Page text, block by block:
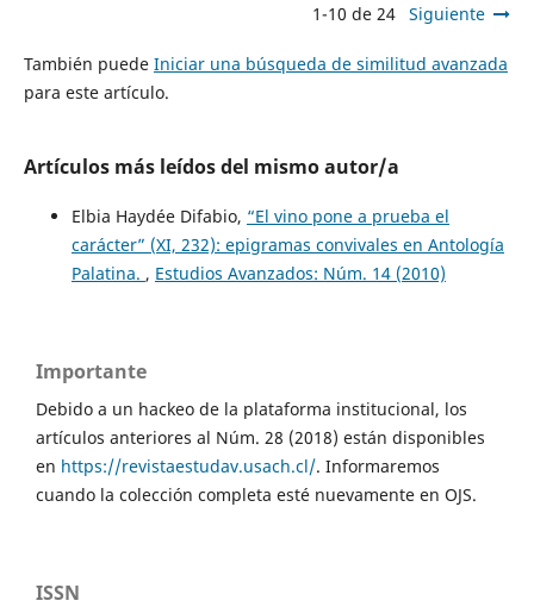
1-10 de 24 Siguiente
También puede Iniciar una búsqueda de similitud avanzada
para este artículo.
Artículos más leídos del mismo autor/a
Elbia Haydée Difabio, “El vino pone a prueba el
carácter” (XI, 232): epigramas convivales en Antología
Palatina. , Estudios Avanzados: Núm. 14 (2010)
Importante
Debido a un hackeo de la plataforma institucional, los
artículos anteriores al Núm. 28 (2018) están disponibles
en https://revistaestudav.usach.cl/. Informaremos
cuando la colección completa esté nuevamente en OJS.
ISSN